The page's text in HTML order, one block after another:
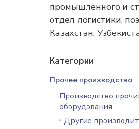
промышленного и
отдел логистики,
Казахстан,
Категории
Прочее производство
Производство
оборудования
Другие